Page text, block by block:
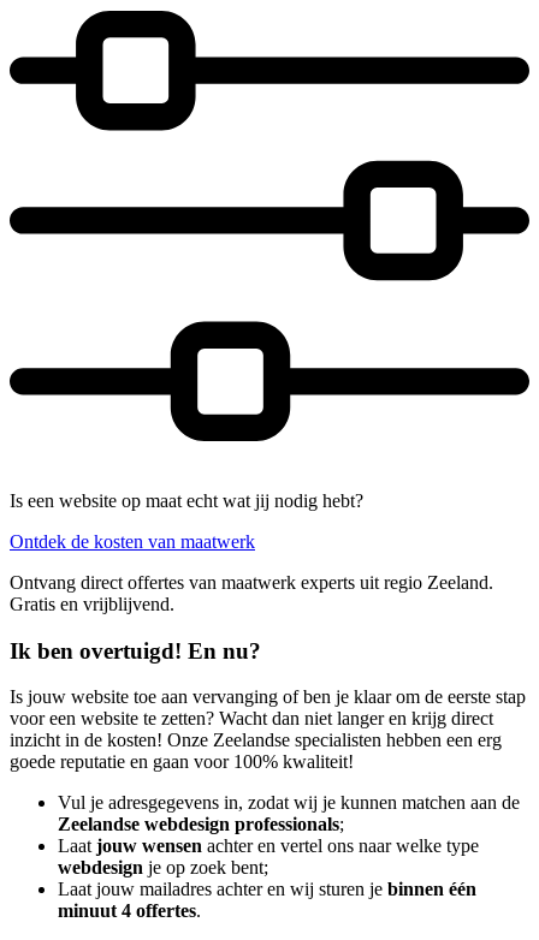
Is een website op maat echt wat jij nodig hebt?
Ontdek de kosten van maatwerk
Ontvang direct offertes van maatwerk experts uit regio Zeeland.
Gratis en vrijblijvend.
Ik ben overtuigd! En nu?
Is jouw website toe aan vervanging of ben je klaar om de eerste stap
voor een website te zetten? Wacht dan niet langer en krijg direct
inzicht in de kosten! Onze Zeelandse specialisten hebben een erg
goede reputatie en gaan voor 100% kwaliteit!
Vul je adresgegevens in, zodat wij je kunnen matchen aan de
Zeelandse webdesign professionals;
Laat jouw wensen achter en vertel ons naar welke type
webdesign je op zoek bent;
Laat jouw mailadres achter en wij sturen je binnen één
minuut 4 offertes.